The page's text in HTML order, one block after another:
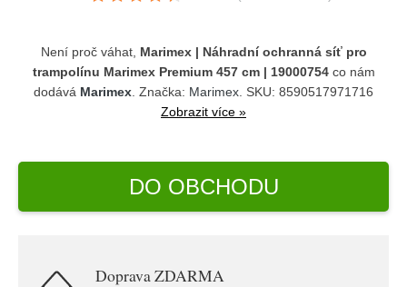
Není proč váhat, Marimex | Náhradní ochranná síť pro
trampolínu Marimex Premium 457 cm | 19000754co nám
dodává Marimex . Značka: Marimex . SKU: 8590517971716
Zobrazit více »
DO OBCHODU
Doprava ZDARMA